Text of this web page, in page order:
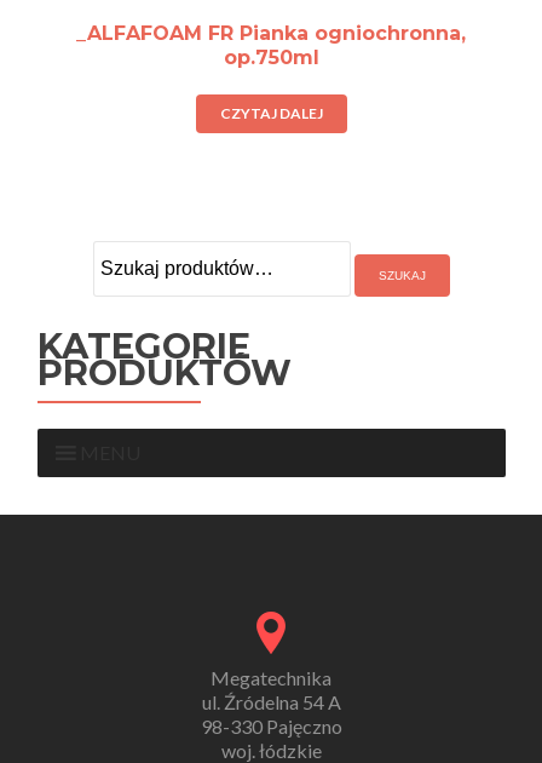
_ALFAFOAM FR Pianka ogniochronna,
op.750ml
CZYTAJ DALEJ
KATEGORIE
PRODUKTÓW
Megatechnika
ul. Źródelna 54 A
98-330 Pajęczno
woj. łódzkie